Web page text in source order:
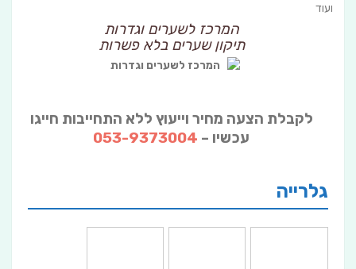
ועוד
המרכז לשערים וגדרות
תיקון שערים בלא פשרות
לקבלת הצעה מחיר וייעוץ ללא התחייבות חייגו
עכשיו – 053-9373004
גלרייה